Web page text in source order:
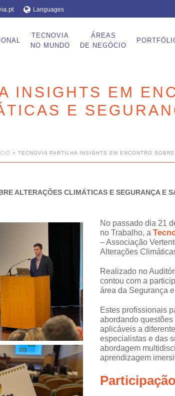
Languages
TECNOVIA
NO MUNDO
ÁREAS
DE NEGÓCIO
INSIGHTS EM
E
» TECNOVIA PARTILHA INSIGHTS EM ENCONTRO
ALTERAÇÕES CLIMÁTICAS E SEGURANÇA E
No passado dia 21
no Trabalho, a
– Associação
Alterações
Realizado no
contou com a
área da Segurança
Estes profissionais
abordando
aplicáveis a
especialistas e das
abordagem
aprendizagem